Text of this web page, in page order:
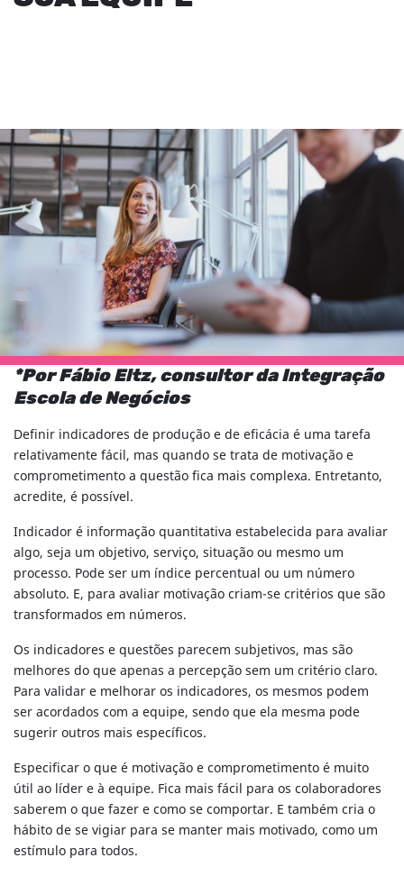
*Por Fábio Eltz, consultor da Integração
Escola de Negócios
Definir indicadores de produção e de eficácia é uma tarefa
relativamente fácil, mas quando se trata de motivação e
comprometimento a questão fica mais complexa. Entretanto,
acredite, é possível.
Indicador é informação quantitativa estabelecida para avaliar
algo, seja um objetivo, serviço, situação ou mesmo um
processo. Pode ser um índice percentual ou um número
absoluto. E, para avaliar motivação criam-se critérios que são
transformados em números.
Os indicadores e questões parecem subjetivos, mas são
melhores do que apenas a percepção sem um critério claro.
Para validar e melhorar os indicadores, os mesmos podem
ser acordados com a equipe, sendo que ela mesma pode
sugerir outros mais específicos.
Especificar o que é motivação e comprometimento é muito
útil ao líder e à equipe. Fica mais fácil para os colaboradores
saberem o que fazer e como se comportar. E também cria o
hábito de se vigiar para se manter mais motivado, como um
estímulo para todos.